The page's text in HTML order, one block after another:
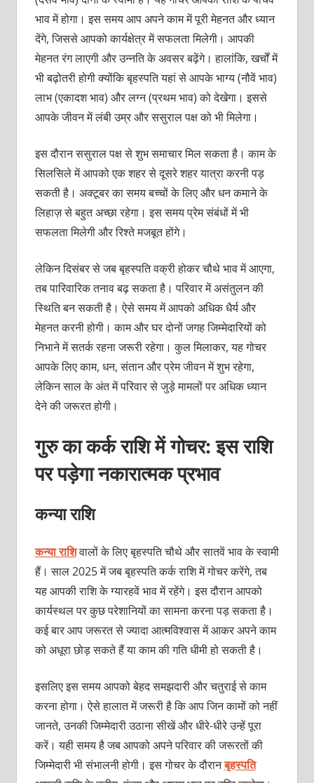
भाव में होगा। इस समय आप अपने काम में पूरी मेहनत और ध्यान
देंगे, जिससे आपको कार्यक्षेत्र में सफलता मिलेगी। आपकी
मेहनत रंग लाएगी और उन्नति के अवसर बढ़ेंगे। हालांकि, खर्चों में
भी बढ़ोतरी होगी क्योंकि बृहस्पति यहां से आपके भाग्य (नौवें भाव)
लाभ (एकादश भाव) और लग्न (प्रथम भाव) को देखेगा। इससे
आपके जीवन में लंबी उम्र और ससुराल पक्ष को भी मिलेगा।
इस दौरान ससुराल पक्ष से शुभ समाचार मिल सकता है। काम के
सिलसिले में आपको एक शहर से दूसरे शहर यात्रा करनी पड़
सकती है। अक्टूबर का समय बच्चों के लिए और धन कमाने के
लिहाज़ से बहुत अच्छा रहेगा। इस समय प्रेम संबंधों में भी
सफलता मिलेगी और रिश्ते मजबूत होंगे।
लेकिन दिसंबर से जब बृहस्पति वक्री होकर चौथे भाव में आएगा,
तब पारिवारिक तनाव बढ़ सकता है। परिवार में असंतुलन की
स्थिति बन सकती है। ऐसे समय में आपको अधिक धैर्य और
मेहनत करनी होगी। काम और घर दोनों जगह जिम्मेदारियों को
निभाने में सतर्क रहना जरूरी रहेगा। कुल मिलाकर, यह गोचर
आपके लिए काम, धन, संतान और प्रेम जीवन में शुभ रहेगा,
लेकिन साल के अंत में परिवार से जुड़े मामलों पर अधिक ध्यान
देने की जरूरत होगी।
गुरु का कर्क राशि में गोचर: इस राशि
पर पड़ेगा नकारात्मक प्रभाव
कन्या राशि
कन्‍या राशिवालों के लिए बृहस्पति चौथे और सातवें भाव के स्वामी
हैं। साल 2025 में जब बृहस्पति कर्क राशि में गोचर करेंगे, तब
यह आपकी राशि के ग्यारहवें भाव में रहेंगे। इस दौरान आपको
कार्यस्थल पर कुछ परेशानियों का सामना करना पड़ सकता है।
कई बार आप जरूरत से ज्यादा आत्मविश्वास में आकर अपने काम
को अधूरा छोड़ सकते हैं या काम की गति धीमी हो सकती है।
इसलिए इस समय आपको बेहद समझदारी और चतुराई से काम
करना होगा। ऐसे हालात में जरूरी है कि आप जिन कामों को नहीं
जानते, उनकी जिम्मेदारी उठाना सीखें और धीरे-धीरे उन्हें पूरा
करें। यही समय है जब आपको अपने परिवार की जरूरतों की
जिम्मेदारी भी संभालनी होगी। इस गोचर के दौरानबृहस्पति